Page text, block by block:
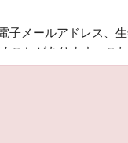
子メールアドレス、
ことがあります。こ
送・宿泊機関等又は
し・キャンペーンプ
いさせていただくこ